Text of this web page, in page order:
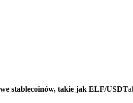
stablecoinów, takie jak ELF/USDT